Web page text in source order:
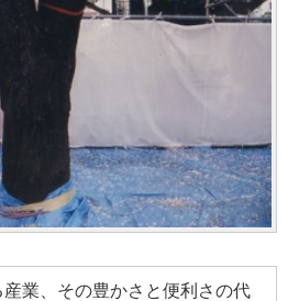
業、その豊かさと便利さの代